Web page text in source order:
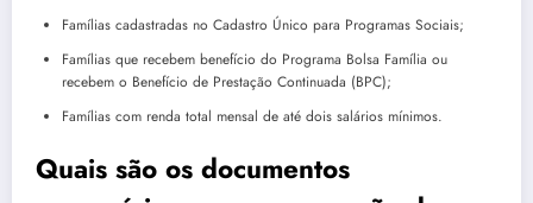
Famílias cadastradas no Cadastro Único para Programas Sociais;
Famílias que recebem benefício do Programa Bolsa Família ou
recebem o Benefício de Prestação Continuada (BPC);
Famílias com renda total mensal de até dois salários mínimos.
Quais são os documentos